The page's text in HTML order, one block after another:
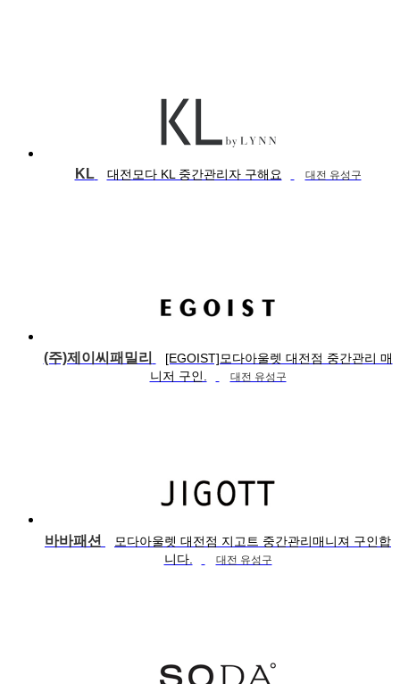
KL 대전모다 KL 중간관리자 구해요 대전 유성구
(주)제이씨패밀리
[EGOIST]모다아울렛 대전점 중간관리 매
니저 구인.
대전 유성구
바바패션
모다아울렛 대전점 지고트 중간관리매니져 구인합
니다.
대전 유성구